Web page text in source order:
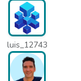
luis_12743